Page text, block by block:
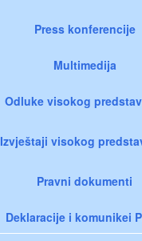
Press konferencije
Multimedija
Odluke visokog
Izvještaji visokog
Pravni dokumenti
Deklaracije i komunikei